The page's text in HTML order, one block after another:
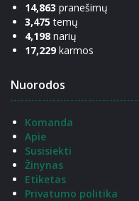
14,863 pranešimų
3,475 temų
4,198 narių
17,229 karmos
Nuorodos
Komanda
Apie
Susisiekti
Žinynas
Etiketas
Privatumo politika